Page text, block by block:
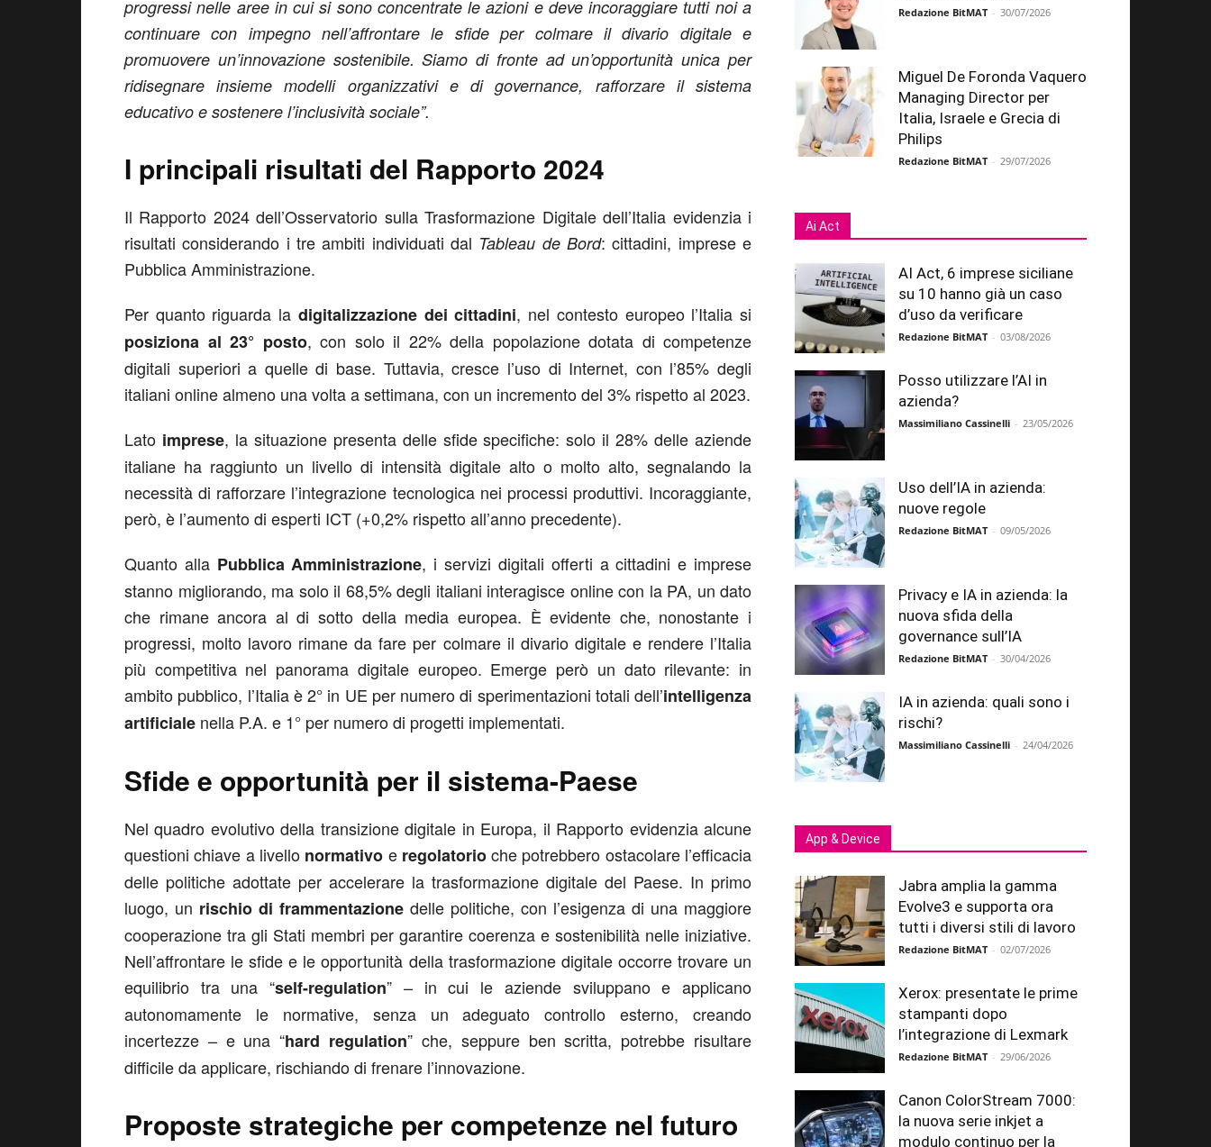
progressi nelle aree in cui si sono concentrate le azioni e deve incoraggiare tutti noi a
continuare con impegno nell’affrontare le sfide per colmare il divario digitale e
promuovere un’innovazione sostenibile. Siamo di fronte ad un’opportunità unica per
ridisegnare insieme modelli organizzativi e di governance, rafforzare il sistema
educativo e sostenere l’inclusività sociale”.
I principali risultati del Rapporto 2024
Il Rapporto 2024 dell’Osservatorio sulla Trasformazione Digitale dell’Italia evidenzia i
risultati considerando i tre ambiti individuati dal Tableau de Bord: cittadini, imprese e
Pubblica Amministrazione.
Per quanto riguarda la digitalizzazione dei cittadini, nel contesto europeo l’Italia si
posiziona al 23° posto, con solo il 22% della popolazione dotata di competenze
digitali superiori a quelle di base. Tuttavia, cresce l’uso di Internet, con l’85% degli
italiani online almeno una volta a settimana, con un incremento del 3% rispetto al 2023.
Lato imprese, la situazione presenta delle sfide specifiche: solo il 28% delle aziende
italiane ha raggiunto un livello di intensità digitale alto o molto alto, segnalando la
necessità di rafforzare l’integrazione tecnologica nei processi produttivi. Incoraggiante,
però, è l’aumento di esperti ICT (+0,2% rispetto all’anno precedente).
Quanto alla Pubblica Amministrazione, i servizi digitali offerti a cittadini e imprese
stanno migliorando, ma solo il 68,5% degli italiani interagisce online con la PA, un dato
che rimane ancora al di sotto della media europea. È evidente che, nonostante i
progressi, molto lavoro rimane da fare per colmare il divario digitale e rendere l’Italia
più competitiva nel panorama digitale europeo. Emerge però un dato rilevante: in
ambito pubblico, l’Italia è 2° in UE per numero di sperimentazioni totali dell’intelligenza
artificiale nella P.A. e 1° per numero di progetti implementati.
Sfide e opportunità per il sistema-Paese
Nel quadro evolutivo della transizione digitale in Europa, il Rapporto evidenzia alcune
questioni chiave a livello normativo e regolatorioche potrebbero ostacolare l’efficacia
delle politiche adottate per accelerare la trasformazione digitale del Paese. In primo
luogo, un rischio di frammentazione delle politiche, con l’esigenza di una maggiore
cooperazione tra gli Stati membri per garantire coerenza e sostenibilità nelle iniziative.
Nell’affrontare le sfide e le opportunità della trasformazione digitale occorre trovare un
equilibrio tra una “self-regulation” – in cui le aziende sviluppano e applicano
autonomamente le normative, senza un adeguato controllo esterno, creando
incertezze – e una “hard regulation” che, seppure ben scritta, potrebbe risultare
difficile da applicare, rischiando di frenare l’innovazione.
Proposte strategiche per competenze nel futuro
Redazione BitMAT - 30/07/2026
Miguel De Foronda Vaquero
Managing Director per
Italia, Israele e Grecia di
Philips
Redazione BitMAT - 29/07/2026
Ai Act
AI Act, 6 imprese siciliane
su 10 hanno già un caso
d’uso da verificare
Redazione BitMAT - 03/08/2026
Posso utilizzare l’AI in
azienda?
Massimiliano Cassinelli - 23/05/2026
Uso dell’IA in azienda:
nuove regole
Redazione BitMAT - 09/05/2026
Privacy e IA in azienda: la
nuova sfida della
governance sull’IA
Redazione BitMAT - 30/04/2026
IA in azienda: quali sono i
rischi?
Massimiliano Cassinelli - 24/04/2026
App & Device
Jabra amplia la gamma
Evolve3 e supporta ora
tutti i diversi stili di lavoro
Redazione BitMAT - 02/07/2026
Xerox: presentate le prime
stampanti dopo
l’integrazione di Lexmark
Redazione BitMAT - 29/06/2026
Canon ColorStream 7000:
la nuova serie inkjet a
modulo continuo per la